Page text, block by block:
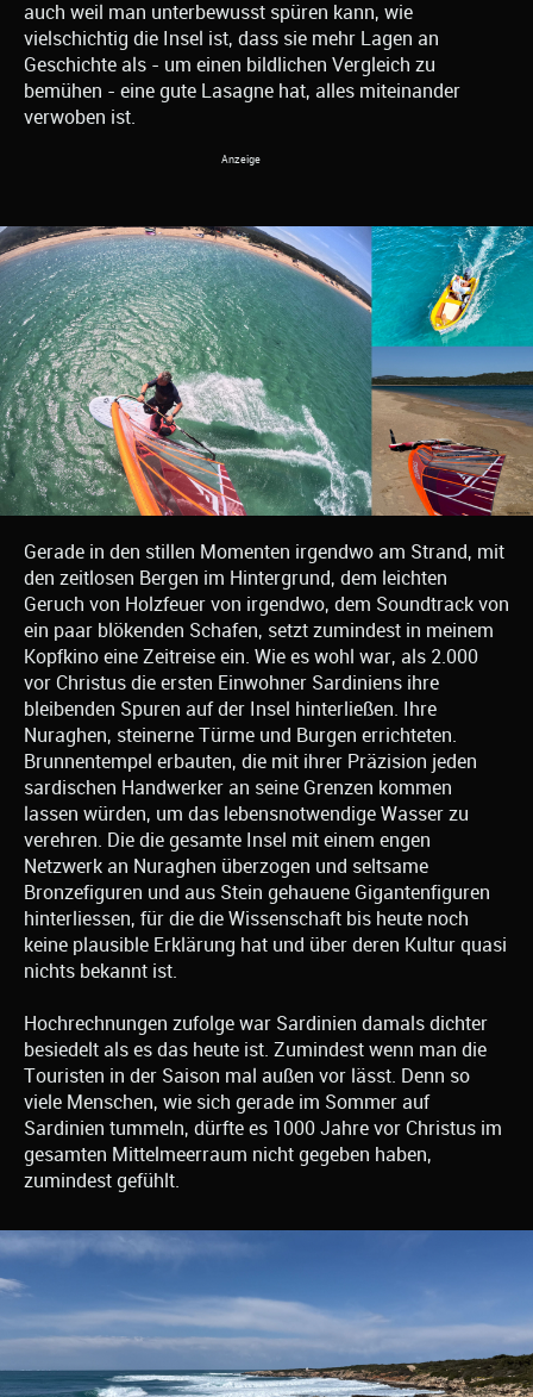
auch weil man unterbewusst spüren kann, wie
vielschichtig die Insel ist, dass sie mehr Lagen an
Geschichte als - um einen bildlichen Vergleich zu
bemühen - eine gute Lasagne hat, alles miteinander
verwoben ist.
Gerade in den stillen Momenten irgendwo am Strand, mit
den zeitlosen Bergen im Hintergrund, dem leichten
Geruch von Holzfeuer von irgendwo, dem Soundtrack von
ein paar blökenden Schafen, setzt zumindest in meinem
Kopfkino eine Zeitreise ein. Wie es wohl war, als 2.000
vor Christus die ersten Einwohner Sardiniens ihre
bleibenden Spuren auf der Insel hinterließen. Ihre
Nuraghen, steinerne Türme und Burgen errichteten.
Brunnentempel erbauten, die mit ihrer Präzision jeden
sardischen Handwerker an seine Grenzen kommen
lassen würden, um das lebensnotwendige Wasser zu
verehren. Die die gesamte Insel mit einem engen
Netzwerk an Nuraghen überzogen und seltsame
Bronzefiguren und aus Stein gehauene Gigantenfiguren
hinterliessen, für die die Wissenschaft bis heute noch
keine plausible Erklärung hat und über deren Kultur quasi
nichts bekannt ist.
Hochrechnungen zufolge war Sardinien damals dichter
besiedelt als es das heute ist. Zumindest wenn man die
Touristen in der Saison mal außen vor lässt. Denn so
viele Menschen, wie sich gerade im Sommer auf
Sardinien tummeln, dürfte es 1000 Jahre vor Christus im
gesamten Mittelmeerraum nicht gegeben haben,
zumindest gefühlt.